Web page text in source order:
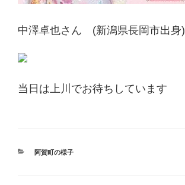
中澤卓也さん (新潟県長岡市出身)
当日は上川でお待ちしています
カ
阿賀町の様子